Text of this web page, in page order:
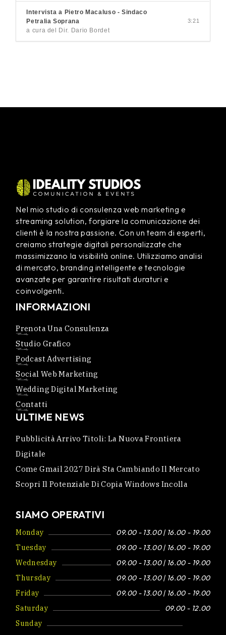
Intervista a Pietro Macaluso - Sindaco
Petralia Soprana
a cura del Dir. Dario Bordet
3:21
Nel mio studio di consulenza web marketing e
streaming solution, forgiare la comunicazione dei
clienti è la nostra passione. Con un team di esperti,
creiamo strategie digitali personalizzate che
massimizzano la visibilità online. Utilizziamo analisi
di mercato, branding intelligente e tecnologie
avanzate per garantire risultati duraturi e
coinvolgenti.
INFORMAZIONI
Prenota Una Consulenza
Studio Grafico
Podcast Advertising
Social Web Marketing
Wedding Digital Marketing
Contatti
ULTIME NEWS
Pubblicità Arrivo Titoli: La Nuova Frontiera
Digitale
Come Gmail 2027 Dirà Sta Cambiando Il Mercato
Scopri Il Potenziale Di Copia Windows Incolla
SIAMO OPERATIVI
Monday
09.00 - 13.00 | 16.00 - 19.00
Tuesday
09.00 - 13.00 | 16.00 - 19.00
Wednesday
09.00 - 13.00 | 16.00 - 19.00
Thursday
09.00 - 13.00 | 16.00 - 19.00
Friday
09.00 - 13.00 | 16.00 - 19.00
Saturday
09.00 - 12.00
Sunday